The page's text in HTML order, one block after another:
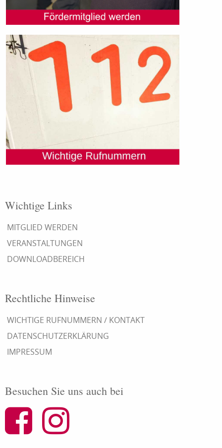
Wichtige Links
MITGLIED WERDEN
VERANSTALTUNGEN
DOWNLOADBEREICH
Rechtliche Hinweise
WICHTIGE RUFNUMMERN / KONTAKT
DATENSCHUTZERKLÄRUNG
IMPRESSUM
Besuchen Sie uns auch bei